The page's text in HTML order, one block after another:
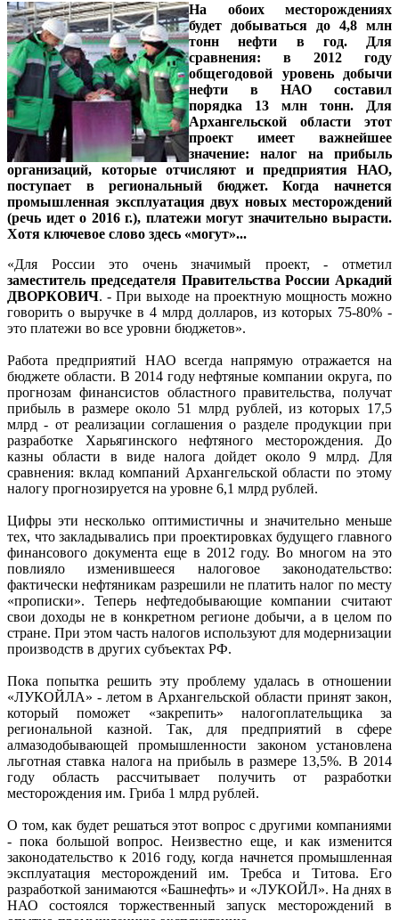
На обоих месторождениях
будет добываться до 4,8 млн
тонн нефти в год. Для
сравнения: в 2012 году
общегодовой уровень добычи
нефти в НАО составил
порядка 13 млн тонн. Для
Архангельской области этот
проект имеет важнейшее
значение: налог на прибыль
организаций, которые отчисляют и предприятия НАО,
поступает в региональный бюджет. Когда начнется
промышленная эксплуатация двух новых месторождений
(речь идет о 2016 г.), платежи могут значительно вырасти.
Хотя ключевое слово здесь «могут»...
«Для России это очень значимый проект, - отметил
заместитель председателя Правительства России Аркадий
ДВОРКОВИЧ. - При выходе на проектную мощность можно
говорить о выручке в 4 млрд долларов, из которых 75-80% -
это платежи во все уровни бюджетов».
Работа предприятий НАО всегда напрямую отражается на
бюджете области. В 2014 году нефтяные компании округа, по
прогнозам финансистов областного правительства, получат
прибыль в размере около 51 млрд рублей, из которых 17,5
млрд - от реализации соглашения о разделе продукции при
разработке Харьягинского нефтяного месторождения. До
казны области в виде налога дойдет около 9 млрд. Для
сравнения: вклад компаний Архангельской области по этому
налогу прогнозируется на уровне 6,1 млрд рублей.
Цифры эти несколько оптимистичны и значительно меньше
тех, что закладывались при проектировках будущего главного
финансового документа еще в 2012 году. Во многом на это
повлияло изменившееся налоговое законодательство:
фактически нефтяникам разрешили не платить налог по месту
«прописки». Теперь нефтедобывающие компании считают
свои доходы не в конкретном регионе добычи, а в целом по
стране. При этом часть налогов используют для модернизации
производств в других субъектах РФ.
Пока попытка решить эту проблему удалась в отношении
«ЛУКОЙЛА» - летом в Архангельской области принят закон,
который поможет «закрепить» налогоплательщика за
региональной казной. Так, для предприятий в сфере
алмазодобывающей промышленности законом установлена
льготная ставка налога на прибыль в размере 13,5%. В 2014
году область рассчитывает получить от разработки
месторождения им. Гриба 1 млрд рублей.
О том, как будет решаться этот вопрос с другими компаниями
- пока большой вопрос. Неизвестно еще, и как изменится
законодательство к 2016 году, когда начнется промышленная
эксплуатация месторождений им. Требса и Титова. Его
разработкой занимаются «Башнефть» и «ЛУКОЙЛ». На днях в
НАО состоялся торжественный запуск месторождений в